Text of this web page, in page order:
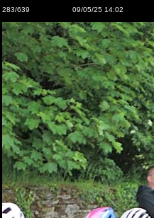
283/639 09/05/25 14:02